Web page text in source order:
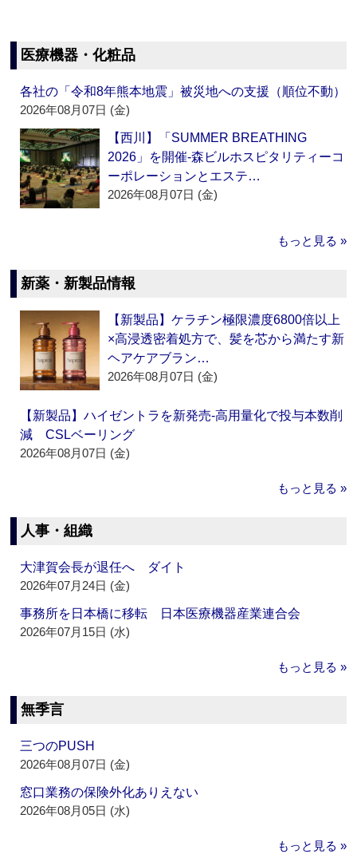
医療機器・化粧品
各社の「令和8年熊本地震」被災地への支援（順位不動）
2026年08月07日 (金)
【西川】「SUMMER BREATHING
2026」を開催‐森ビルホスピタリティーコ
ーポレーションとエステ…
2026年08月07日 (金)
もっと見る »
新薬・新製品情報
【新製品】ケラチン極限濃度6800倍以上
×高浸透密着処方で、髪を芯から満たす新
ヘアケアブラン…
2026年08月07日 (金)
【新製品】ハイゼントラを新発売‐高用量化で投与本数削
減 CSLベーリング
2026年08月07日 (金)
もっと見る »
人事・組織
大津賀会長が退任へ ダイト
2026年07月24日 (金)
事務所を日本橋に移転 日本医療機器産業連合会
2026年07月15日 (水)
もっと見る »
無季言
三つのPUSH
2026年08月07日 (金)
窓口業務の保険外化ありえない
2026年08月05日 (水)
もっと見る »